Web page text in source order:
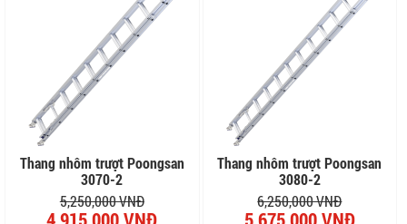
Thang nhôm trượt Poongsan
3070-2
5,250,000 VNĐ
Thang nhôm trượt Poongsan
3080-2
6,250,000 VNĐ